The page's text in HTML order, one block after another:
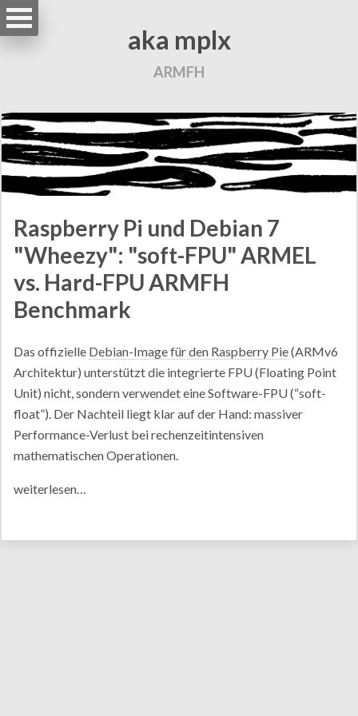
aka mplx
ARMFH
Raspberry Pi und Debian 7
"Wheezy": "soft-FPU" ARMEL
vs. Hard-FPU ARMFH
Benchmark
Das offizielle Debian-Image für den Raspberry Pie(ARMv6
Architektur) unterstützt die integrierte FPU (Floating Point
Unit) nicht, sondern verwendet eine Software-FPU (“soft-
float”). Der Nachteil liegt klar auf der Hand: massiver
Performance-Verlust bei rechenzeitintensiven
mathematischen Operationen.
weiterlesen…